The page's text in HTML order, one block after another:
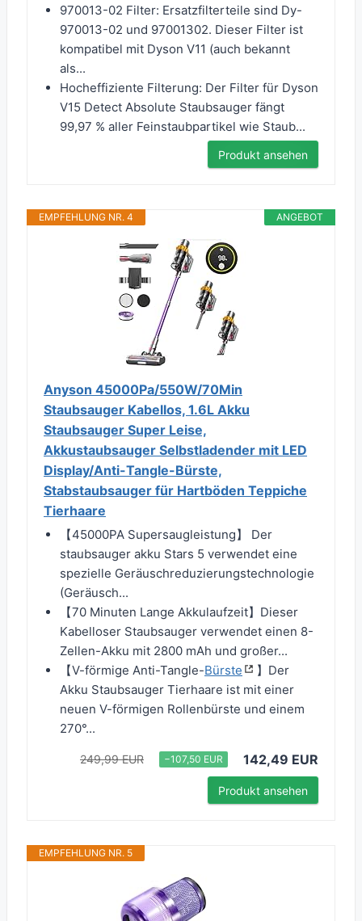
970013-02 Filter: Ersatzfilterteile sind Dy-
970013-02 und 97001302. Dieser Filter ist
kompatibel mit Dyson V11 (auch bekannt
als...
Hocheffiziente Filterung: Der Filter für Dyson
V15 Detect Absolute Staubsauger fängt
99,97 % aller Feinstaubpartikel wie Staub...
Produkt ansehen
ANGEBOT
EMPFEHLUNG NR. 4
Anyson 45000Pa/550W/70Min
Staubsauger Kabellos, 1.6L Akku
Staubsauger Super Leise,
Akkustaubsauger Selbstladender mit LED
Display/Anti-Tangle-Bürste,
Stabstaubsauger für Hartböden Teppiche
Tierhaare
【45000PA Supersaugleistung】 Der
staubsauger akku Stars 5 verwendet eine
spezielle Geräuschreduzierungstechnologie
(Geräusch...
【70 Minuten Lange Akkulaufzeit】Dieser
Kabelloser Staubsauger verwendet einen 8-
Zellen-Akku mit 2800 mAh und großer...
【V-förmige Anti-Tangle-Bürste
】Der
Akku Staubsauger Tierhaare ist mit einer
neuen V-förmigen Rollenbürste und einem
270°...
249,99 EUR −107,50 EUR 142,49 EUR
Produkt ansehen
EMPFEHLUNG NR. 5